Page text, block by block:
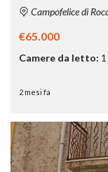
Campofelice di
€65.000
Camere da letto: 1
2 mesi fa